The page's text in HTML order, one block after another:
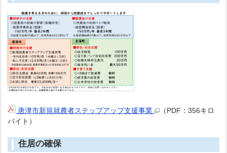
唐津市新規就農者ステップアップ支援事業
（PDF：356キロ
バイト）
住居の確保